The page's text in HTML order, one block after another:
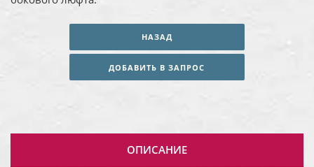
НАЗАД
ДОБАВИТЬ В ЗАПРОС
ОПИСАНИЕ